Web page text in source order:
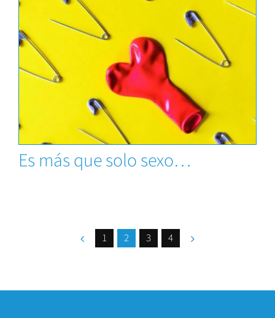
News
Es más que solo sexo…
1 2 3 4